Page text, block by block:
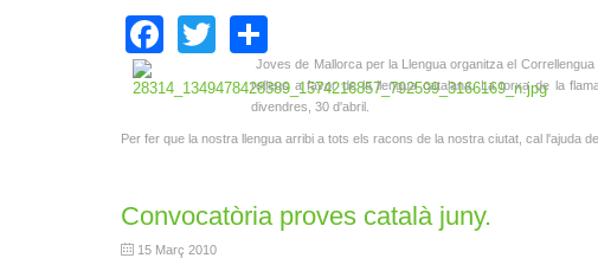
Facebook
Twitter
Joves de Mallorca per la Llengua organitza el
relleus a favor de la llengua catalana. La torxa de la
divendres, 30 d'abril.
Per fer que la nostra llengua arribi a tots els racons de la nostra ciutat, cal l'ajuda
Convocatòria proves català juny.
15 Març 2010